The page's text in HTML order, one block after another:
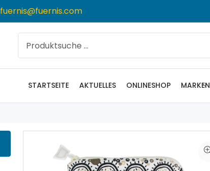
fuernis@fuernis.com
STARTSEITE AKTUELLES ONLINESHOP MARKEN